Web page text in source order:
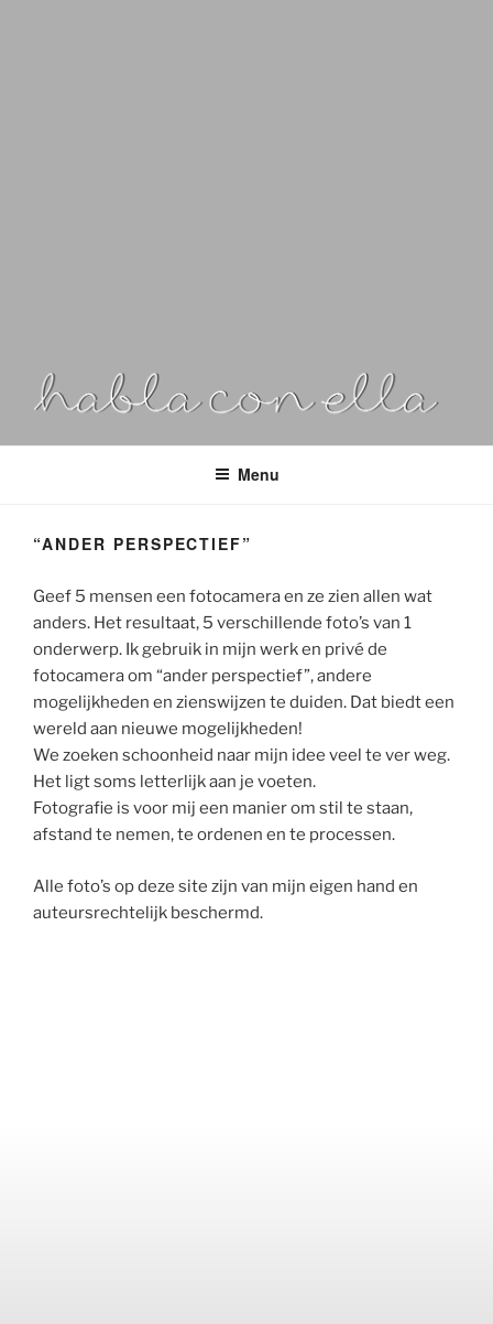
HABLA CON ELLA
Menu
“ANDER PERSPECTIEF”
Geef 5 mensen een fotocamera en ze zien allen wat
anders. Het resultaat, 5 verschillende foto’s van 1
onderwerp. Ik gebruik in mijn werk en privé de
fotocamera om “ander perspectief”, andere
mogelijkheden en zienswijzen te duiden. Dat biedt een
wereld aan nieuwe mogelijkheden!
We zoeken schoonheid naar mijn idee veel te ver weg.
Het ligt soms letterlijk aan je voeten.
Fotografie is voor mij een manier om stil te staan,
afstand te nemen, te ordenen en te processen.
Alle foto’s op deze site zijn van mijn eigen hand en
auteursrechtelijk beschermd.